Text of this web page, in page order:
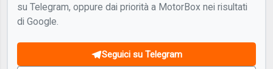
su Telegram, oppure dai priorità a MotorBox nei risultati
di Google.
Seguici su Telegram